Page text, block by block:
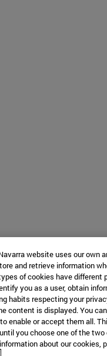
website uses our own
and retrieve information
of cookies have different
you as a user, obtain
habits respecting your
content is displayed. You
enable or accept them all.
you choose one of the two
about our cookies,